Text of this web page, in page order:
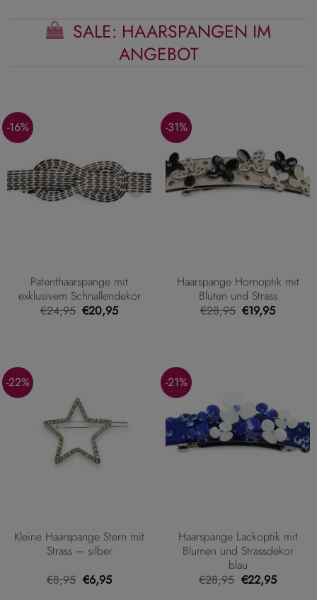
SALE: HAARSPANGEN IM
ANGEBOT
-16%
Patenthaarspange mit
exklusivem Schnallendekor
€24,95 Ursprünglicher
Preis
€20,95Aktueller
-31%
Haarspange Hornoptik mit
Blüten und Strass
€28,95 Ursprünglicher
Preis
€19,95Aktueller
-22%
Kleine Haarspange Stern mit
Strass – silber
€8,95 Ursprünglicher
Preis
€6,95Aktueller
-21%
Haarspange Lackoptik mit
Blumen und Strassdekor
blau
€28,95 Ursprünglicher
Preis
€22,95Aktueller